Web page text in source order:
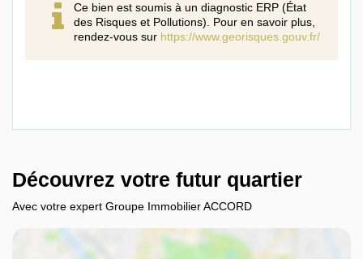
Ce bien est soumis à un diagnostic ERP (État
des Risques et Pollutions). Pour en savoir plus,
rendez-vous sur https://www.georisques.gouv.fr/
Découvrez votre futur quartier
Avec votre expert Groupe Immobilier ACCORD